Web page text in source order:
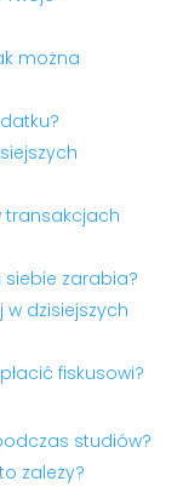
można
transakcjach
siebie zarabia?
dzisiejszych
fiskusowi?
studiów?
zależy?